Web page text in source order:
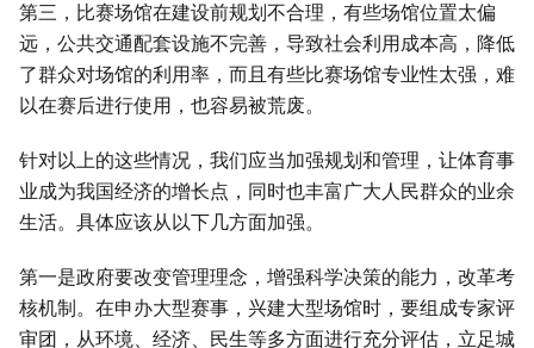
第三，比赛场馆在建设前规划不合理，有些场馆位置太偏
远，公共交通配套设施不完善，导致社会利用成本高，降低
了群众对场馆的利用率，而且有些比赛场馆专业性太强，难
以在赛后进行使用，也容易被荒废。
针对以上的这些情况，我们应当加强规划和管理，让体育事
业成为我国经济的增长点，同时也丰富广大人民群众的业余
生活。具体应该从以下几方面加强。
第一是政府要改变管理理念，增强科学决策的能力，改革考
核机制。在申办大型赛事，兴建大型场馆时，要组成专家评
审团，从环境、经济、民生等多方面进行充分评估，立足城